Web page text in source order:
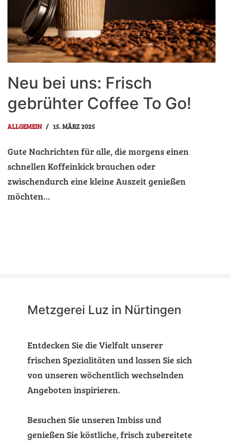
Neu bei uns: Frisch
gebrühter Coffee To Go!
ALLGEMEIN 15. MÄRZ 2025
Gute Nachrichten für alle, die morgens einen
schnellen Koffeinkick brauchen oder
zwischendurch eine kleine Auszeit genießen
möchten…
Metzgerei Luz in Nürtingen
Entdecken Sie die Vielfalt unserer
frischen Spezialitäten und lassen Sie sich
von unseren wöchentlich wechselnden
Angeboten inspirieren.
Besuchen Sie unseren Imbiss und
genießen Sie köstliche, frisch zubereitete